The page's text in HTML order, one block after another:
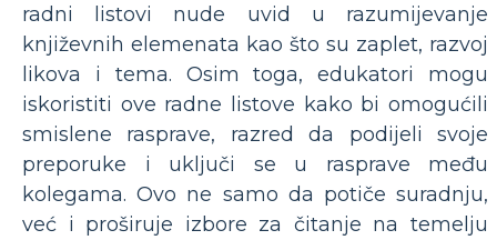
radni listovi nude uvid u razumijevanje
književnih elemenata kao što su zaplet, razvoj
likova i tema. Osim toga, edukatori mogu
iskoristiti ove radne listove kako bi omogućili
smislene rasprave, razred da podijeli svoje
preporuke i uključi se u rasprave među
kolegama. Ovo ne samo da potiče suradnju,
već i proširuje izbore za čitanje na temelju